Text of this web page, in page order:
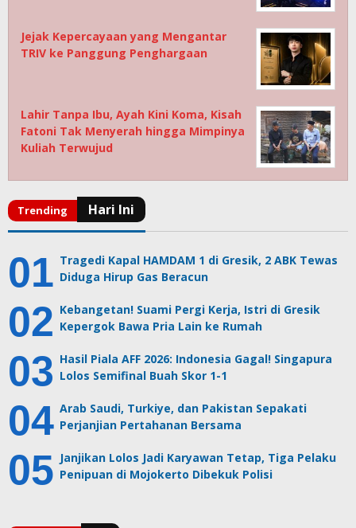
Jejak Kepercayaan yang Mengantar
TRIV ke Panggung Penghargaan
Lahir Tanpa Ibu, Ayah Kini Koma, Kisah
Fatoni Tak Menyerah hingga Mimpinya
Kuliah Terwujud
Tragedi Kapal HAMDAM 1 di Gresik, 2 ABK Tewas
Diduga Hirup Gas Beracun
Kebangetan! Suami Pergi Kerja, Istri di Gresik
Kepergok Bawa Pria Lain ke Rumah
Hasil Piala AFF 2026: Indonesia Gagal! Singapura
Lolos Semifinal Buah Skor 1-1
Arab Saudi, Turkiye, dan Pakistan Sepakati
Perjanjian Pertahanan Bersama
Janjikan Lolos Jadi Karyawan Tetap, Tiga Pelaku
Penipuan di Mojokerto Dibekuk Polisi